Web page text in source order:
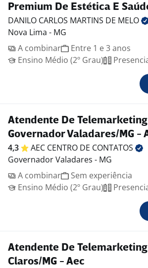
Premium De Estética E
DANILO CARLOS MARTINS DE MELO
Nova Lima - MG
A combinar
Entre 1 e 3 anos
Ensino Médio (2º Grau)
Atendente De
Governador Valadares/MG -
4,3 AEC CENTRO DE CONTATOS
Governador Valadares - MG
A combinar
Sem experiência
Ensino Médio (2º Grau)
Atendente De
Claros/MG - Aec